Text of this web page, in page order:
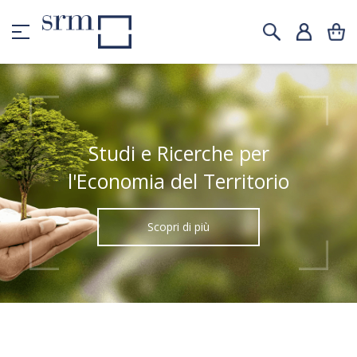
Studi e Ricerche per
l'Economia del Territorio
Scopri di più